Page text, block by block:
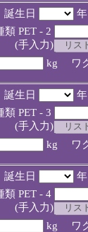
生日
PET - 2
)
kg ワ
生日
PET - 3
)
kg ワ
生日
PET - 4
)
kg ワ